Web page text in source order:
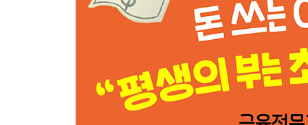
---------------------------------------------------
제3장. 눈에 보이지 않는 돈
1. 할부 - 비싼 물건은 돈을 나눠서 내요
2. 신용 - 돈 좀 빌려주세요!